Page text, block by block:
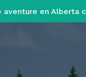
aventure en Alberta